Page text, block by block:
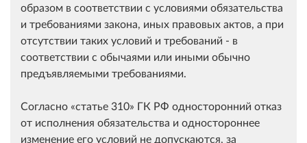
образом в соответствии с условиями обязательства
и требованиями закона, иных правовых актов, а при
отсутствии таких условий и требований - в
соответствии с обычаями или иными обычно
предъявляемыми требованиями.
Согласно статье 310
ГК РФ односторонний отказ
от исполнения обязательства и одностороннее
изменение его условий не допускаются, за